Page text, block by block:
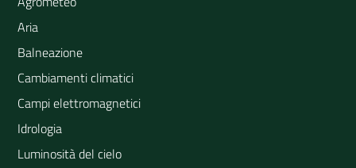
Aria
Balneazione
Cambiamenti climatici
Campi elettromagnetici
Idrologia
Luminosità del cielo